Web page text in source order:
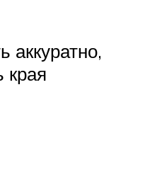
аккуратно,
края